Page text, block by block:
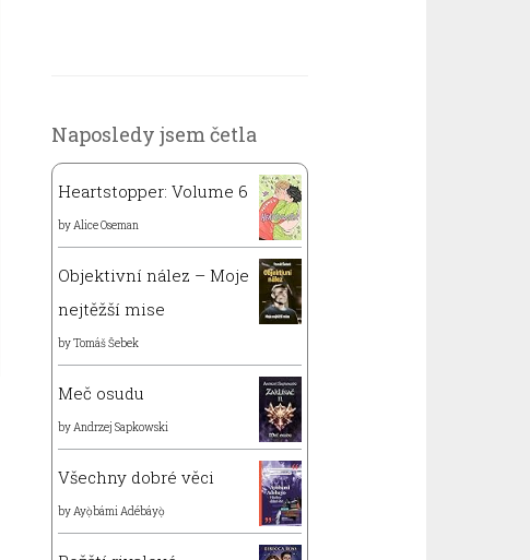
Naposledy jsem četla
Heartstopper: Volume 6
byAlice Oseman
Objektivní nález – Moje
nejtěžší mise
byTomáš Šebek
Meč osudu
byAndrzej Sapkowski
Všechny dobré věci
byAyọ̀bámi Adébáyọ̀